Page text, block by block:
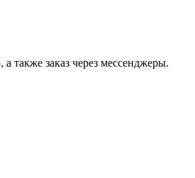
также заказ через мессенджеры.